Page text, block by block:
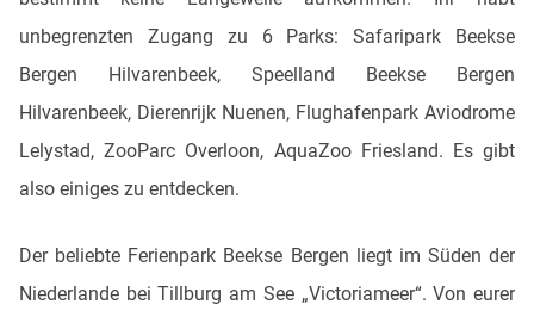
unbegrenzten Zugang zu 6 Parks: Safaripark Beekse
Bergen Hilvarenbeek, Speelland Beekse Bergen
Hilvarenbeek, Dierenrijk Nuenen, Flughafenpark Aviodrome
Lelystad, ZooParc Overloon, AquaZoo Friesland. Es gibt
also einiges zu entdecken.
Der beliebte Ferienpark Beekse Bergen liegt im Süden der
Niederlande bei Tillburg am See „Victoriameer“. Von eurer